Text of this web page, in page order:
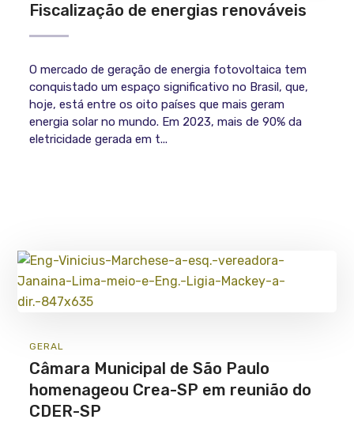
Fiscalização de energias renováveis
O mercado de geração de energia fotovoltaica tem
conquistado um espaço significativo no Brasil, que,
hoje, está entre os oito países que mais geram
energia solar no mundo. Em 2023, mais de 90% da
eletricidade gerada em t...
GERAL
Câmara Municipal de São Paulo
homenageou Crea-SP em reunião do
CDER-SP